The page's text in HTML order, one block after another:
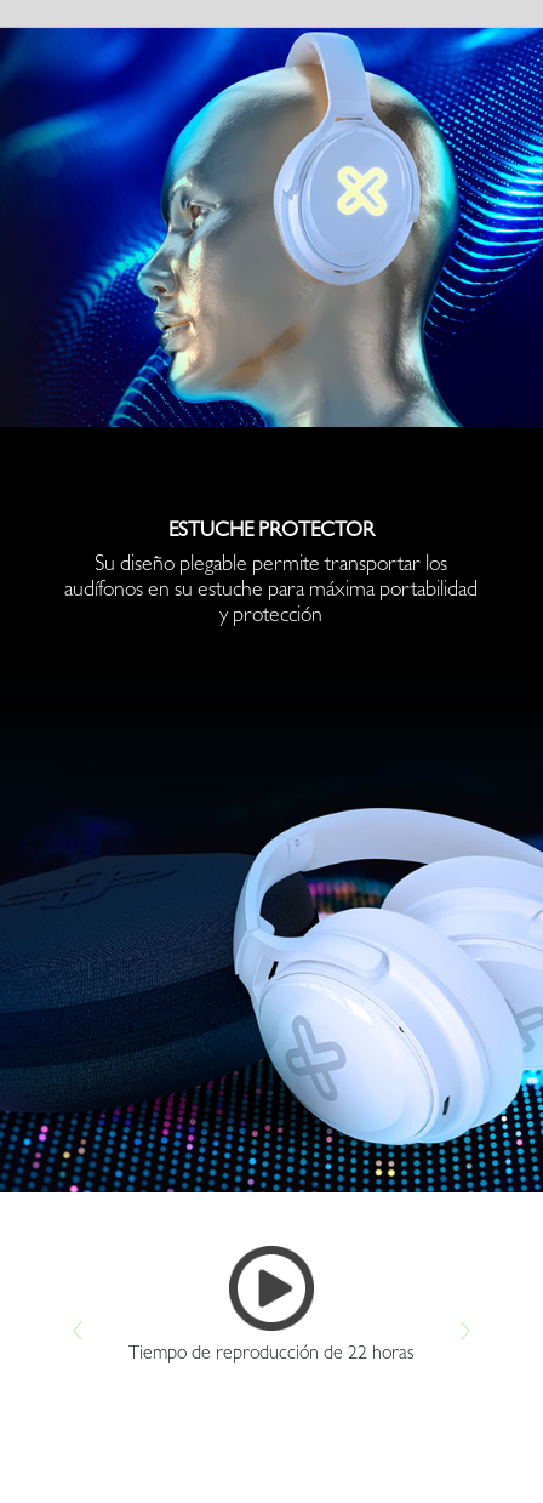
ESTUCHE PROTECTOR
Su diseño plegable permite transportar los
audífonos en su estuche para máxima portabilidad
y protección
Tiempo de reproducción de 22 horas